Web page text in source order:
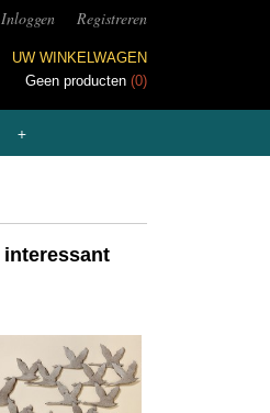
Inloggen Registreren
UW WINKELWAGEN
Geen producten (0)
+
interessant